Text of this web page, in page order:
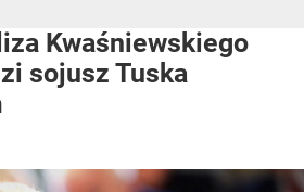
Kwaśniewskiego
sojusz Tuska